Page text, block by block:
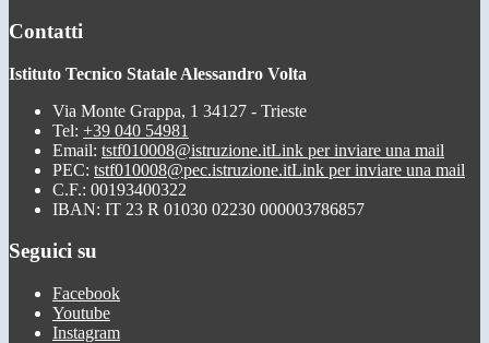
Contatti
Istituto Tecnico Statale Alessandro Volta
Via Monte Grappa, 1 34127 - Trieste
Tel: +39 040 54981
Email: tstf010008@istruzione.itLink per inviare una mail
PEC: tstf010008@pec.istruzione.itLink per inviare una mail
C.F.: 00193400322
IBAN: IT 23 R 01030 02230 000003786857
Seguici su
Facebook
Youtube
Instagram